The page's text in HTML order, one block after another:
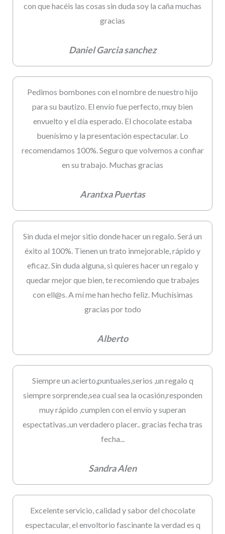
con que hacéis las cosas sin duda soy la caña muchas
gracias
Daniel Garcia sanchez
Pedimos bombones con el nombre de nuestro hijo
para su bautizo. El envío fue perfecto, muy bien
envuelto y el día esperado. El chocolate estaba
buenísimo y la presentación espectacular. Lo
recomendamos 100%. Seguro que volvemos a confiar
en su trabajo. Muchas gracias
Arantxa Puertas
Sin duda el mejor sitio donde hacer un regalo. Será un
éxito al 100%. Tienen un trato inmejorable, rápido y
eficaz. Sin duda alguna, si quieres hacer un regalo y
quedar mejor que bien, te recomiendo que trabajes
con ell@s. A mí me han hecho feliz. Muchísimas
gracias por todo
Alberto
Siempre un acierto,puntuales,serios ,un regalo q
siempre sorprende,sea cual sea la ocasión,responden
muy rápido ,cumplen con el envío y superan
espectativas..un verdadero placer.. gracias fecha tras
fecha...
Sandra Alen
Excelente servicio, calidad y sabor del chocolate
espectacular, el envoltorio fascinante la verdad es q